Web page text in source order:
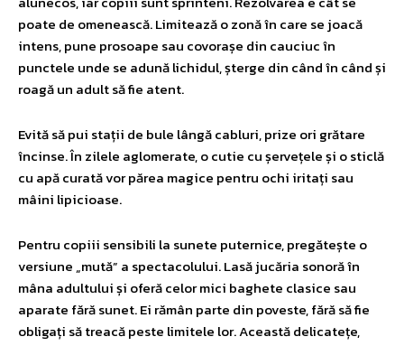
poate de omenească. Limitează o zonă în care se joacă
intens, pune prosoape sau covorașe din cauciuc în
punctele unde se adună lichidul, șterge din când în când și
roagă un adult să fie atent.
Evită să pui stații de bule lângă cabluri, prize ori grătare
încinse. În zilele aglomerate, o cutie cu șervețele și o sticlă
cu apă curată vor părea magice pentru ochi iritați sau
mâini lipicioase.
Pentru copiii sensibili la sunete puternice, pregătește o
versiune „mută” a spectacolului. Lasă jucăria sonoră în
mâna adultului și oferă celor mici baghete clasice sau
aparate fără sunet. Ei rămân parte din poveste, fără să fie
obligați să treacă peste limitele lor. Această delicatețe,